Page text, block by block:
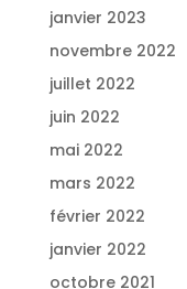
janvier 2023
novembre 2022
juillet 2022
juin 2022
mai 2022
mars 2022
février 2022
janvier 2022
octobre 2021